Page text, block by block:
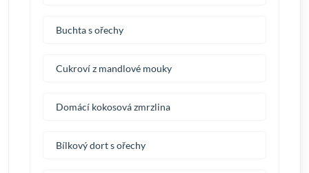
Buchta s ořechy
Cukroví z mandlové mouky
Domácí kokosová zmrzlina
Bílkový dort s ořechy